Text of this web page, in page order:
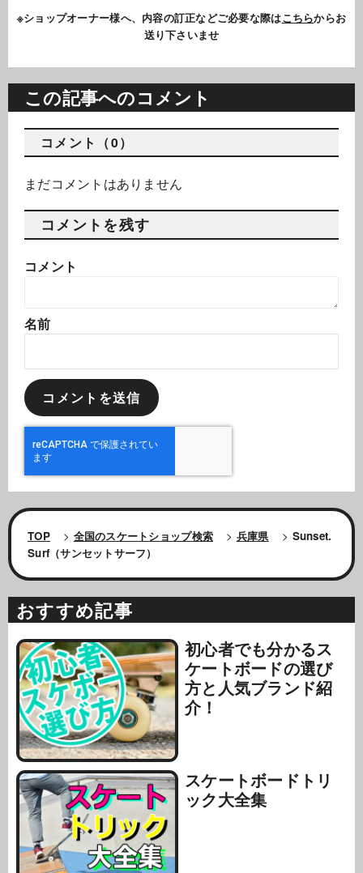
※ショップオーナー様へ、内容の訂正などご必要な際はこちらからお
送り下さいませ
この記事へのコメント
コメント（0）
まだコメントはありません
コメントを残す
コメント
名前
TOP > 全国のスケートショップ検索 > 兵庫県 > Sunset.
Surf（サンセットサーフ）
おすすめ記事
初心者でも分かるス
ケートボードの選び
方と人気ブランド紹
介！
スケートボードトリ
ック大全集